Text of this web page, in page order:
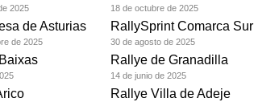
2025 18 de octubre de 2025
de Asturias
de 2025
RallySprint Comarca Sur
30 de agosto de 2025
Rallye de Granadilla
14 de junio de 2025
Rallye Villa de Adeje